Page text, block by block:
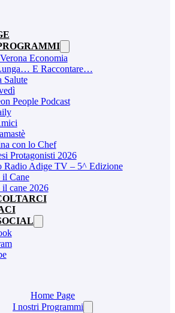
Economia
E Raccontare…
Salute
People Podcast
con lo Chef
Protagonisti 2026
Radio Adige TV – 5^ Edizione
Cane
cane 2026
Home Page
I nostri Programmi